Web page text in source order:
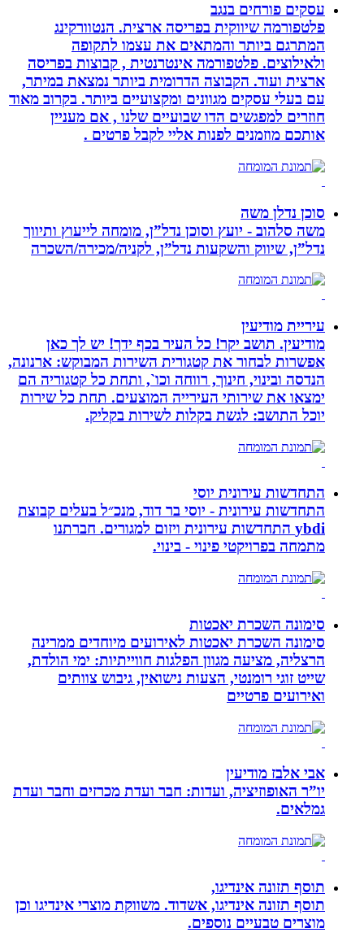
עסקים פורחים בנגב
פלטפורמה שיווקית בפריסה ארצית. הנטוורקינג
המתרגם ביותר והמתאים את עצמו לתקופה
ולאילוצים. פלטפורמה אינטרנטית , קבוצות בפריסה
ארצית ועוד. הקבוצה הדרומית ביותר נמצאת במיתר,
עם בעלי עסקים מגוונים ומקצועיים ביותר. בקרוב מאוד
חוזרים למפגשים הדו שבועיים שלנו , אם מעניין
אותכם מוזמנים לפנות אליי לקבל פרטים .
סוכן נדלן משה
משה סלהוב - יועץ וסוכן נדל”ן, מומחה לייעוץ ותיווך
נדל”ן, שיווק והשקעות נדל”ן, לקניה/מכירה/השכרה
עיריית מודיעין
מודיעין. תושב יקר! כל העיר בכף ידך! יש לך כאן
אפשרות לבחור את קטגורית השירות המבוקש: ארנונה,
הנדסה ובינוי, חינוך, רווחה וכו`, ותחת כל קטגוריה הם
ימצאו את שירותי העירייה המוצעים. תחת כל שירות
יוכל התושב: לגשת בקלות לשירות בקליק.
התחדשות עירונית יוסי
התחדשות עירונית - יוסי בר דוד, מנכ״ל בעלים קבוצת
ybdi התחדשות עירונית ויזום למגורים. חברתנו
מתמחה בפרויקטי פינוי - בינוי.
סימונה השכרת יאכטות
סימונה השכרת יאכטות לאירועים מיוחדים ממרינה
הרצליה, מציעה מגוון הפלגות חווייתיות: ימי הולדת,
שייט זוגי רומנטי, הצעות נישואין, גיבוש צוותים
ואירועים פרטיים
אבי אלבז מודיעין
יו”ר האופוזיציה, ועדות: חבר ועדת מכרזים וחבר ועדת
גמלאים.
תוסף תזונה אינדיגו,
תוסף תזונה אינדיגו, אשדוד. משווקת מוצרי אינדיגו וכן
מוצרים טבעיים נוספים.